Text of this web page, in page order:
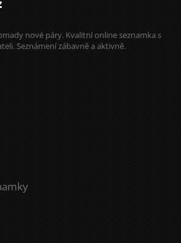
nové páry. Kvalitní online seznamka s
Seznámení zábavně a aktivně.